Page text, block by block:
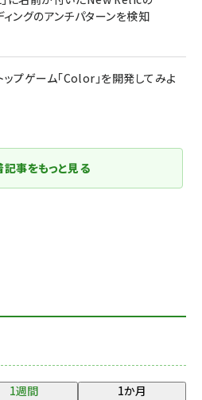
1週間 1か月
ングのアンチパターンを検知
ップゲーム「Color」を開発してみよ
記事をもっと見る